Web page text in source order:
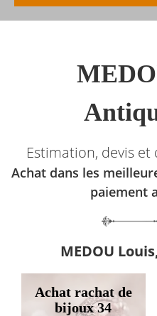
Estimation, devis
Achat dans les
paiement
MEDOU
Achat rachat de
bijoux 34